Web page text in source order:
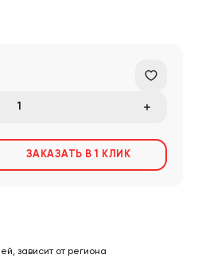
ЗАКАЗАТЬ В 1 КЛИК
зависит от региона